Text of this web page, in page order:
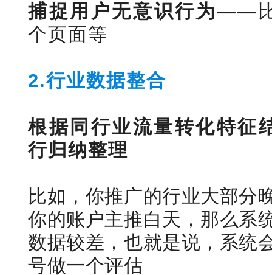
捕捉用户无意识行为——
个页面等
2.行业数据整合
根据同行业流量转化特征
行归纳整理
比如，你推广的行业大部分
你的账户主推白天，那么系
数据较差，也就是说，系统
号做一个评估